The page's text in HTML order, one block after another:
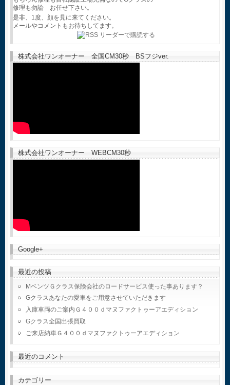
修理も勿論 お任せ下さい。
是非、1度、顔を見に来てください。
メールやコメントもお待ちしてます。
株式会社ワンオーナー 全国CM30秒 BSフジver.
株式会社ワンオーナー WEBCM30秒
Google+
最近の投稿
MベンツＧクラス保険会社のロードサービス使った事あります？
Gクラスあなたの愛車をご用意させていただきます
入庫車両のご案内Ｇ４００ｄマヌファクトゥーアエディション
Gクラス全国出張買取
ご来店納車Ｇ４００ｄマヌファクトゥーアエディション
最近のコメント
カテゴリー